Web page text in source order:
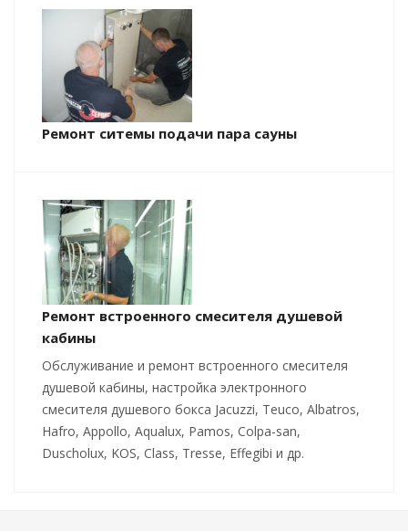
Ремонт ситемы подачи пара сауны
Ремонт встроенного смесителя душевой
кабины
Обслуживание и ремонт встроенного смесителя
душевой кабины, настройка электронного
смесителя душевого бокса Jacuzzi, Teuco, Albatros,
Hafro, Appollo, Aqualux, Pamos, Colpa-san,
Duscholux, KOS, Class, Tresse, Effegibi и др.